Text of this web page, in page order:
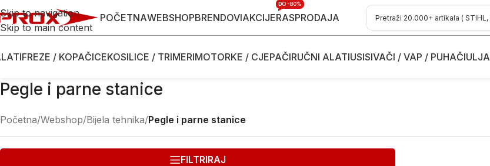
Skip to navigation
Skip to main content
POČETNAWEBSHOPBRENDOVIAKCIJERASPRODAJA
DO -80%
FREZE / KOPAČICEKOSILICE / TRIMERIMOTORKE / CJEPAČIRUČNI ALATIUSISIVAČI / VAP / PUHAČIULJA
Pegle i parne stanice
Početna/Webshop/Bijela tehnika/Pegle i parne stanice
FILTRIRAJ